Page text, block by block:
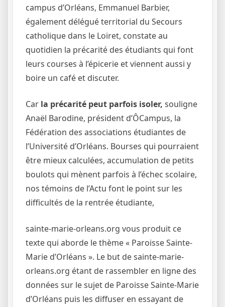
campus d’Orléans, Emmanuel Barbier,
également délégué territorial du Secours
catholique dans le Loiret, constate au
quotidien la précarité des étudiants qui font
leurs courses à l’épicerie et viennent aussi y
boire un café et discuter.
Car la précarité peut parfois isoler, souligne
Anaël Barodine, président d’ÔCampus, la
Fédération des associations étudiantes de
l’Université d’Orléans. Bourses qui pourraient
être mieux calculées, accumulation de petits
boulots qui mènent parfois à l’échec scolaire,
nos témoins de l’Actu font le point sur les
difficultés de la rentrée étudiante,
sainte-marie-orleans.org vous produit ce
texte qui aborde le thème « Paroisse Sainte-
Marie d’Orléans ». Le but de sainte-marie-
orleans.org étant de rassembler en ligne des
données sur le sujet de Paroisse Sainte-Marie
d’Orléans puis les diffuser en essayant de